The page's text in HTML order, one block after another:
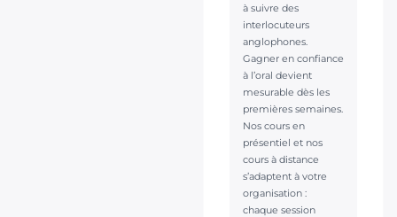
à suivre des
interlocuteurs
anglophones.
Gagner en confiance
à l’oral devient
mesurable dès les
premières semaines.
Nos cours en
présentiel et nos
cours à distance
s’adaptent à votre
organisation :
chaque session